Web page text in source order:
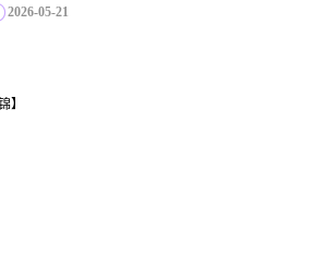
2026-05-21
】